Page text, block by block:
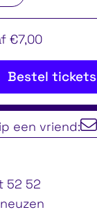
€7,00
Bestel tickets
een vriend:
52 52